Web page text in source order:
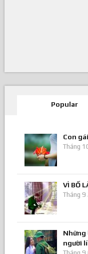
Popular
Con gái
Tháng
VÌ BỐ
Tháng
Những
người